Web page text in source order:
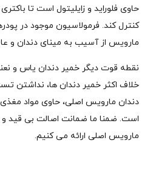
حاوی فلوراید و زایلیتول است تا
کنترل کند. فرمولاسیون موجود در
مارویس از آسیب به مینای دندان و
خلاف اکثر خمیر دندان ها، نداشتن
دندان مارویس اصلی، حاوی مواد مغذی
است. ضمنا ما ضمانت اصالت بی قید و
مارویس اصلی ارائه می کنیم.